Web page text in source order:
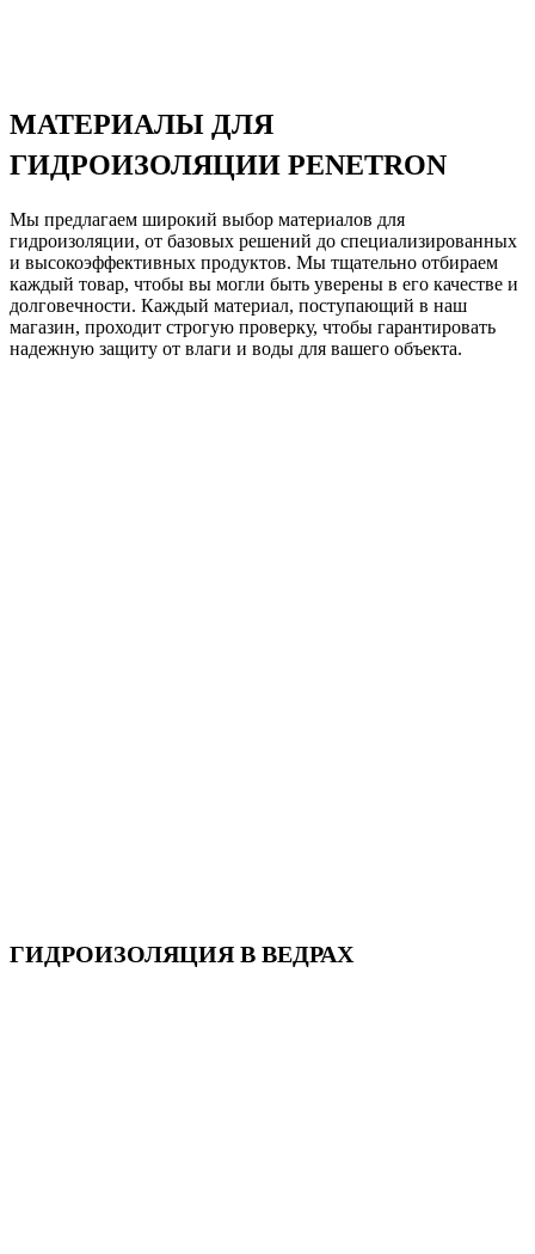
МАТЕРИАЛЫ ДЛЯ
ГИДРОИЗОЛЯЦИИ PENETRON
Мы предлагаем широкий выбор материалов для
гидроизоляции, от базовых решений до специализированных
и высокоэффективных продуктов. Мы тщательно отбираем
каждый товар, чтобы вы могли быть уверены в его качестве и
долговечности. Каждый материал, поступающий в наш
магазин, проходит строгую проверку, чтобы гарантировать
надежную защиту от влаги и воды для вашего объекта.
ГИДРОИЗОЛЯЦИЯ В ВЕДРАХ